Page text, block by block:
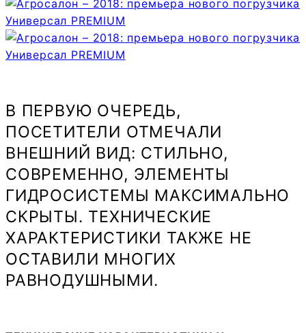
В ПЕРВУЮ ОЧЕРЕДЬ,
ПОСЕТИТЕЛИ ОТМЕЧАЛИ
ВНЕШНИЙ ВИД: СТИЛЬНО,
СОВРЕМЕННО, ЭЛЕМЕНТЫ
ГИДРОСИСТЕМЫ МАКСИМАЛЬНО
СКРЫТЫ. ТЕХНИЧЕСКИЕ
ХАРАКТЕРИСТИКИ ТАКЖЕ НЕ
ОСТАВИЛИ МНОГИХ
РАВНОДУШНЫМИ.